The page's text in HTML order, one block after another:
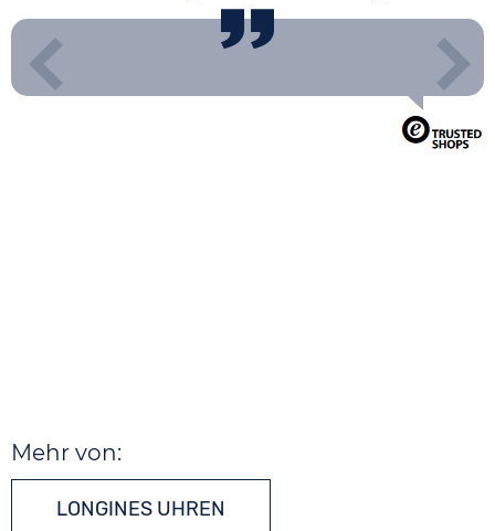
Mehr von:
LONGINES UHREN